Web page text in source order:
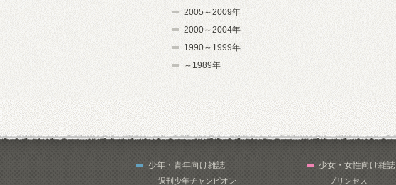
2005～2009年
2000～2004年
1990～1999年
～1989年
少年・青年向け雑誌
週刊少年チャンピオン
少女・女性向け雑誌
プリンセス